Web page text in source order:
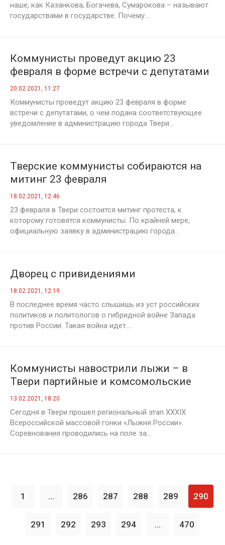
наше, как Казанкова, Богачева, Сумарокова – называют
государствами в государстве. Почему...
Коммунисты проведут акцию 23
февраля в форме встречи с депутатами
20.02.2021, 11:27
Коммунисты проведут акцию 23 февраля в форме
встречи с депутатами, о чем подана соответствующее
уведомление в администрацию города Твери...
Тверские коммунисты собираются на
митинг 23 февраля
18.02.2021, 12:46
23 февраля в Твери состоится митинг протеста, к
которому готовятся коммунисты. По крайней мере,
официальную заявку в администрацию города...
Дворец с привидениями
18.02.2021, 12:19
В последнее время часто слышишь из уст российских
политиков и политологов о гибридной войне Запада
против России. Такая война идет....
Коммунисты навострили лыжи – в
Твери партийные и комсомольские
лидеры приняли участие в массовой
гонке «Лыжня России»
13.02.2021, 18:20
Сегодня в Твери прошел региональный этап ХХХIХ
Всероссийской массовой гонки «Лыжня России».
Соревнования проводились на поле за...
1 ... 286 287 288 289 290
291 292 293 294 ... 470